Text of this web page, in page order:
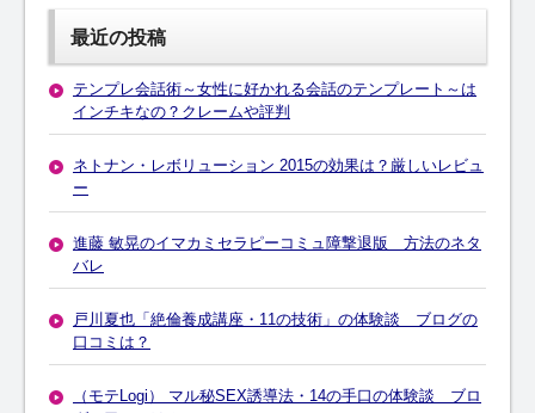
最近の投稿
テンプレ会話術～女性に好かれる会話のテンプレート～は
インチキなの？クレームや評判
ネトナン・レボリューション 2015の効果は？厳しいレビュ
ー
進藤 敏晃のイマカミセラピーコミュ障撃退版 方法のネタ
バレ
戸川夏也「絶倫養成講座・11の技術」の体験談 ブログの
口コミは？
（モテLogi） マル秘SEX誘導法・14の手口の体験談 ブロ